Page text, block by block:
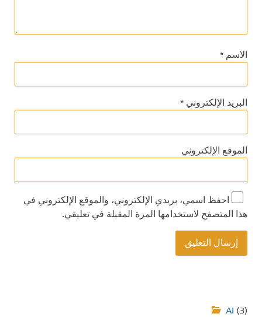
الاسم *
البريد الإلكتروني *
الموقع الإلكتروني
احفظ اسمي، بريدي الإلكتروني، والموقع الإلكتروني في
هذا المتصفح لاستخدامها المرة المقبلة في تعليقي.
AI (3)